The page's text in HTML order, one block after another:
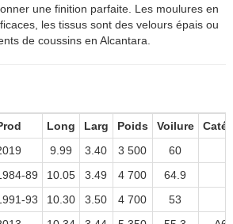
une finition parfaite. Les moulures en
les tissus sont des velours épais ou
de coussins en Alcantara.
Long Larg Poids Voilure
9.99 3.40 3 500 60
89 10.05 3.49 4 700 64.9
93 10.30 3.50 4 700 53